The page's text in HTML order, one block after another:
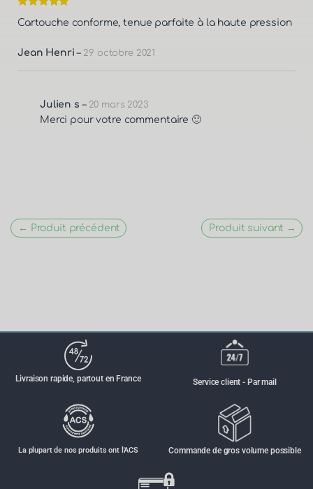
5
Cartouche conforme, tenue parfaite à la haute pression
Jean Henri – 29 octobre 2021
Julien s– 20 mars 2023
Merci pour votre commentaire 🙂
← Produit précédent Produit suivant →
Livraison rapide, partout en France Service client - Par mail
La plupart de nos produits ont l'ACS Commande de gros volume possible